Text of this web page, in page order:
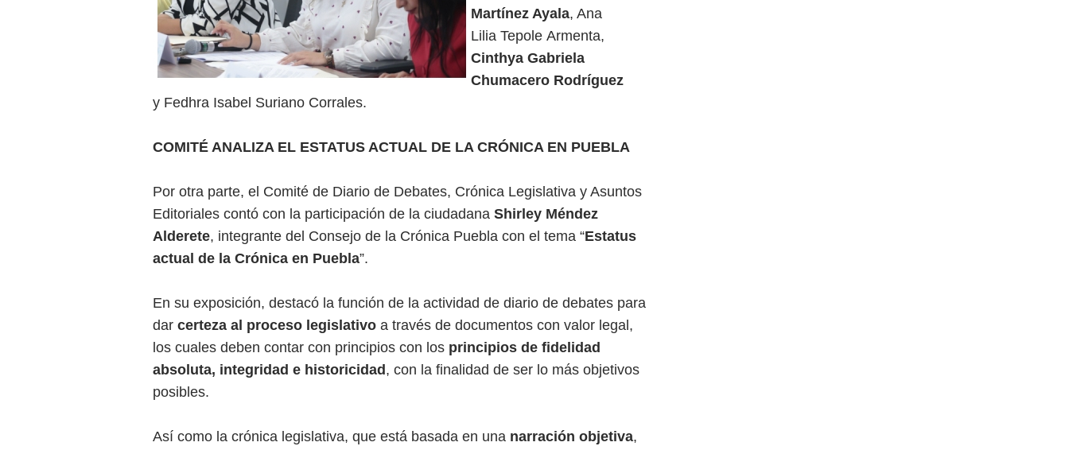
Martínez Ayala, Ana
Lilia Tepole Armenta,
Cinthya Gabriela
Chumacero Rodríguez
y Fedhra Isabel Suriano Corrales.
COMITÉ ANALIZA EL ESTATUS ACTUAL DE LA CRÓNICA EN PUEBLA
Por otra parte, el Comité de Diario de Debates, Crónica Legislativa y Asuntos
Editoriales contó con la participación de la ciudadana Shirley Méndez
Alderete, integrante del Consejo de la Crónica Puebla con el tema “Estatus
actual de la Crónica en Puebla”.
En su exposición, destacó la función de la actividad de diario de debates para
dar certeza al proceso legislativo a través de documentos con valor legal,
los cuales deben contar con principios con los principios de fidelidad
absoluta, integridad e historicidad , con la finalidad de ser lo más objetivos
posibles.
Así como la crónica legislativa, que está basada en una narración objetiva,